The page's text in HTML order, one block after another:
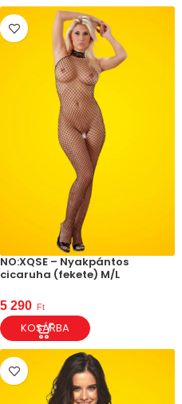
NO:XQSE – Nyakpántos
cicaruha (fekete) M/L
5 290 Ft
KOSÁRBA